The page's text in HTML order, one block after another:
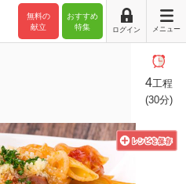
おすすめ
特集
無料の
献立
ログイン メニュー
4工程
(30分)